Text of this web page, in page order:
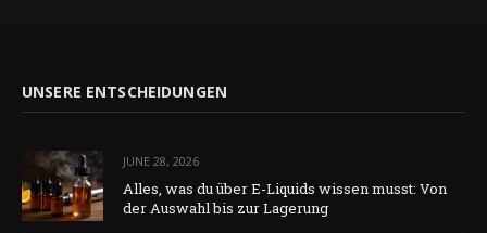
UNSERE ENTSCHEIDUNGEN
JUNE 28, 2026
Alles, was du über E-Liquids wissen musst: Von
der Auswahl bis zur Lagerung